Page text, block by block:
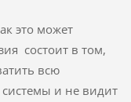
это может
состоит в том,
всю
и не видит